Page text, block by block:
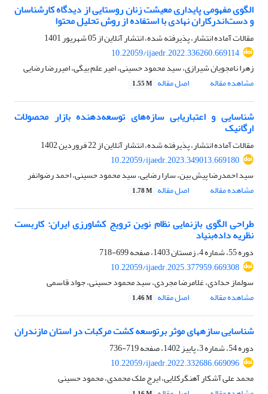
الگوی مفهومی پایداری معیشت زنان روستایی از دیدگاه کارشناسان
و دست‌اندرکاران نهادی با استفاده از روش تحلیل محتوا
مقالات آماده انتشار، پذیرفته شده، انتشار آنلاین از05 شهریور 1401
10.22059/ijaedr.2022.336260.669114
زهرا نامجویان شیرازی، سید محمود حسینی، امیر علم بیگی، امیررضا رضایی
مشاهده مقاله
اصل مقاله 1.55 M
شناسایی و اعتباریابی سازه‌های توسعه‌دهنده بازار محصولات
ارگانیک
مقالات آماده انتشار، پذیرفته شده، انتشار آنلاین از22 فروردین 1402
10.22059/ijaedr.2023.349013.669180
سید احمدرضا پیش بین، سارا رضایی، سید محمود حسینی، احمد رضوانفر
مشاهده مقاله
اصل مقاله 1.78 M
طراحی الگوی بازنمایی نظام نوین ترویج کشاورزی ایران: کاربست
نظریه داده‌بنیاد
دوره 55، شماره 4، زمستان 1403، صفحه
699-718
10.22059/ijaedr.2025.377959.669308
سولماز حدادی، غلامرضا مجردی، سید محمود حسینی، جواد قاسمی
مشاهده مقاله
اصل مقاله 1.46 M
شناسایی سازههای موثر برتوسعه کشت مرکبات در استان مازندران
دوره 54، شماره 3، پاییز 1402، صفحه
719-736
10.22059/ijaedr.2022.332686.669096
محمد علی آشکار آهنگرکلایی، ایرج ملک محمدی، محمود حسینی